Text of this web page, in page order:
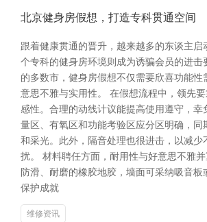
北京健身房假想，打造专科贯通空间
跟着健康贯通的晋升，越来越多的东谈主启
个专科的健身房环境则成为诱骗会员的进击
的多数市，健身房假想不仅需要欣喜功能性
意思不雅与实用性。 在假想流程中，领先
感性。合理的动线计议能提高使用遵守，幸
量区、有氧区和功能考验区应分区明确，同
和采光。此外，隔音处理也很进击，以减少
扰。 材料聘任方面，耐用性与好意思不雅
防滑、耐磨的橡胶地胶，墙面可采纳吸音板
保护成就
维修资讯